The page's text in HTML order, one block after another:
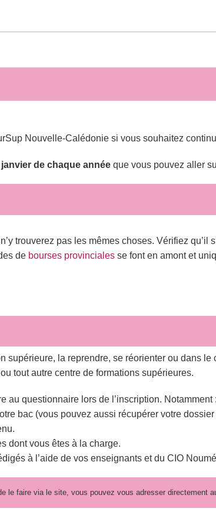
Nouvelle-Calédonie si vous souhaitez
janvier de chaque année que vous pouvez aller
trouverez pas les mêmes choses. Vérifiez qu’il
de bourses provinciales se font en amont et
supérieure, la reprendre, se réorienter ou dans
tout autre centre de formations supérieures.
au questionnaire lors de l’inscription. Notamment :
bac (vous pouvez aussi récupérer votre
dont vous êtes à la charge.
à l’aide de vos enseignants et du CIO
le faire via le site, vous pouvez vous adresser directement